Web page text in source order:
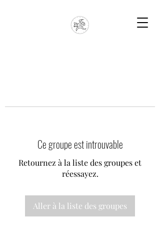
Ce groupe est introuvable
Retournez à la liste des groupes et
réessayez.
Aller à la liste des groupes